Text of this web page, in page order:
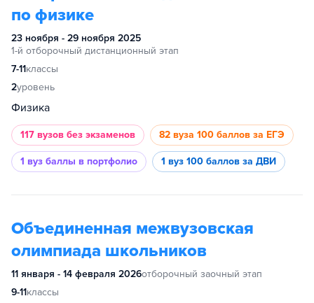
по физике
23 ноября - 29 ноября 2025
1-й отборочный дистанционный этап
7-11классы
2уровень
Физика
117 вузов без экзаменов 82 вуза 100 баллов за ЕГЭ
1 вуз баллы в портфолио 1 вуз 100 баллов за ДВИ
Объединенная межвузовская
олимпиада школьников
11 января - 14 февраля 2026отборочный заочный этап
9-11классы